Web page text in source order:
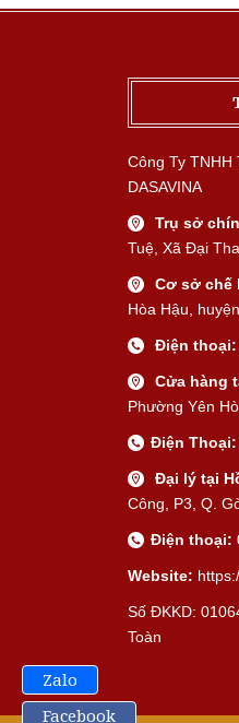
Công Ty
DASAVINA
Trụ sở
Tuệ, Xã Đại
Cơ sở chế
Hòa Hậu,
Điện thoại:
Cửa hàng
Phường Yên
Điện Thoại:
Đại lý tại
Công, P3, Q.
Điện thoại:
Website:
Số ĐKKD:
Toàn
Zalo
Facebook